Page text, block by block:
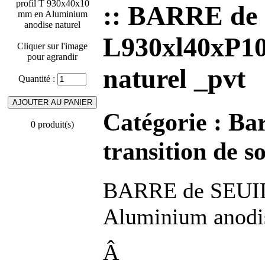
Cliquer sur l'image
pour agrandir
Quantité :
0 produit(s)
:: BARRE
naturel _pvt
Catégorie :
transition de
BARRE de
Aluminium
Â